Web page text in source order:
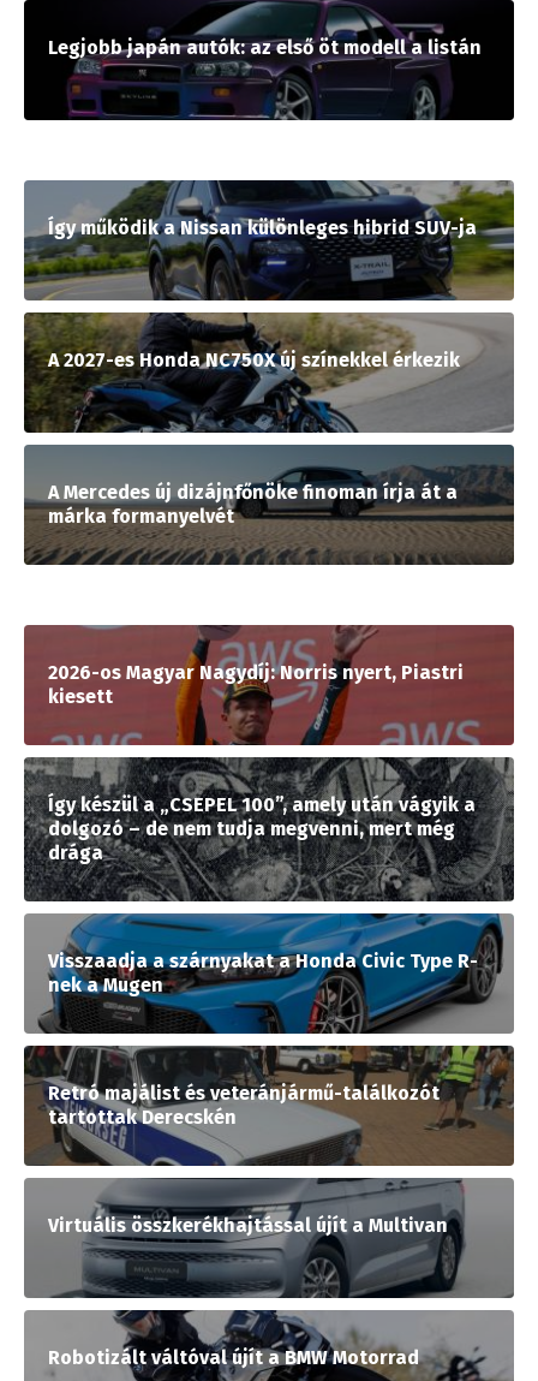
Legjobb japán autók: az első öt modell a listán
Így működik a Nissan különleges hibrid SUV-ja
A 2027-es Honda NC750X új színekkel érkezik
A Mercedes új dizájnfőnöke finoman írja át a
márka formanyelvét
2026-os Magyar Nagydíj: Norris nyert, Piastri
kiesett
Így készül a „CSEPEL 100”, amely után vágyik a
dolgozó – de nem tudja megvenni, mert még
drága
Visszaadja a szárnyakat a Honda Civic Type R-
nek a Mugen
Retró majálist és veteránjármű-találkozót
tartottak Derecskén
Virtuális összkerékhajtással újít a Multivan
Robotizált váltóval újít a BMW Motorrad